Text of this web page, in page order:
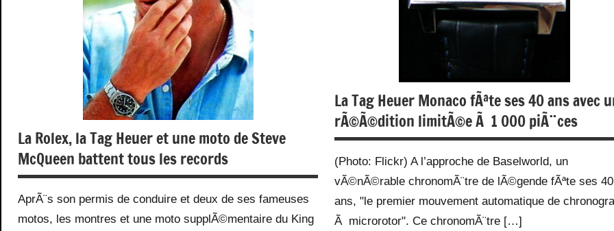
La Rolex, la Tag Heuer et une moto de Steve
McQueen battent tous les records
AprÃ¨s son permis de conduire et deux de ses fameuses
motos, les montres et une moto supplÃ©mentaire du King
La Tag Heuer Monaco fÃªte ses 40 ans avec
rÃ©Ã©dition limitÃ©e Ã 1 000 piÃ¨ces
(Photo: Flickr) A l’approche de Baselworld, un
vÃ©nÃ©rable chronomÃ¨tre de lÃ©gende fÃªte ses 40
ans, "le premier mouvement automatique de
Ã microrotor". Ce chronomÃ¨tre […]